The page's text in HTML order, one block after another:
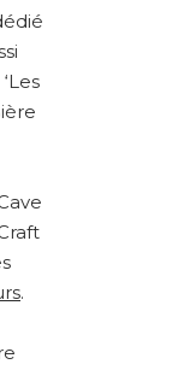
.